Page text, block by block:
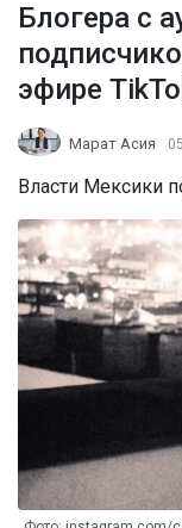
Блогера с
эфире
Марат Асия
Власти Мексики